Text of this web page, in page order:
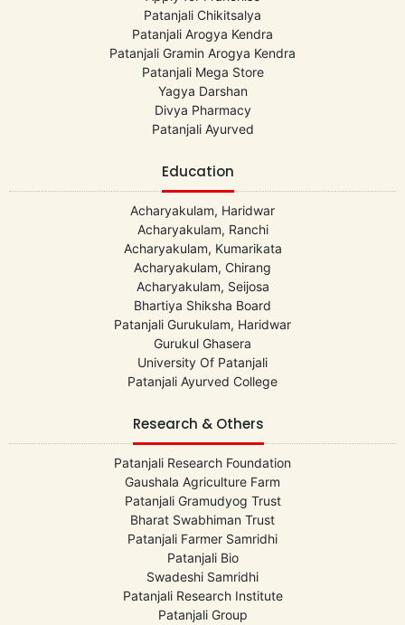
Patanjali Chikitsalya
Patanjali Arogya Kendra
Patanjali Gramin Arogya Kendra
Patanjali Mega Store
Yagya Darshan
Divya Pharmacy
Patanjali Ayurved
Education
Acharyakulam, Haridwar
Acharyakulam, Ranchi
Acharyakulam, Kumarikata
Acharyakulam, Chirang
Acharyakulam, Seijosa
Bhartiya Shiksha Board
Patanjali Gurukulam, Haridwar
Gurukul Ghasera
University Of Patanjali
Patanjali Ayurved College
Research & Others
Patanjali Research Foundation
Gaushala Agriculture Farm
Patanjali Gramudyog Trust
Bharat Swabhiman Trust
Patanjali Farmer Samridhi
Patanjali Bio
Swadeshi Samridhi
Patanjali Research Institute
Patanjali Group